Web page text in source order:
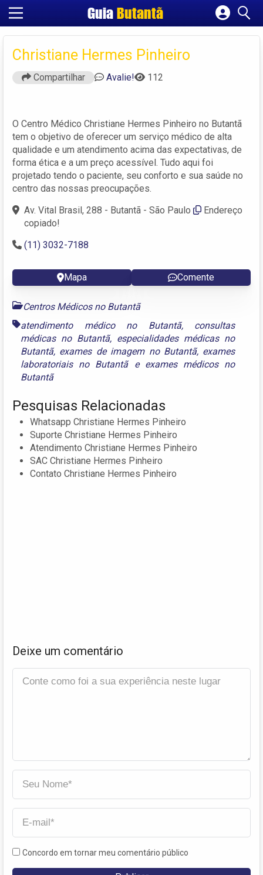
GuiaButantã
Cadastrar empresa
Criar conta
Christiane Hermes Pinheiro
Compartilhar Avalie! 112
O Centro Médico Christiane Hermes Pinheiro no Butantã
tem o objetivo de oferecer um serviço médico de alta
qualidade e um atendimento acima das expectativas, de
forma ética e a um preço acessível. Tudo aqui foi
projetado tendo o paciente, seu conforto e sua saúde no
centro das nossas preocupações.
Av. Vital Brasil, 288 - Butantã - São Paulo
Endereço
copiado!
(11) 3032-7188
Mapa Comente
Centros Médicos no Butantã
atendimento médico no Butantã, consultas
médicas no Butantã, especialidades médicas no
Butantã, exames de imagem no Butantã, exames
laboratoriais no Butantãe exames médicos no
Butantã
Pesquisas Relacionadas
Whatsapp Christiane Hermes Pinheiro
Suporte Christiane Hermes Pinheiro
Atendimento Christiane Hermes Pinheiro
SAC Christiane Hermes Pinheiro
Contato Christiane Hermes Pinheiro
Deixe um comentário
Concordo em tornar meu comentário público